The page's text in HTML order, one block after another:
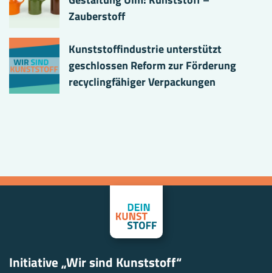
Zauberstoff
Kunststoffindustrie unterstützt
geschlossen Reform zur Förderung
recyclingfähiger Verpackungen
Initiative „Wir sind Kunststoff“